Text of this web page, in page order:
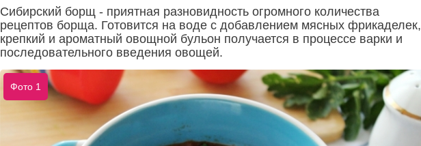
Сибирский борщ - приятная разновидность огромного количества
рецептов борща. Готовится на воде с добавлением мясных фрикаделек,
крепкий и ароматный овощной бульон получается в процессе варки и
последовательного введения овощей.
Фото 1